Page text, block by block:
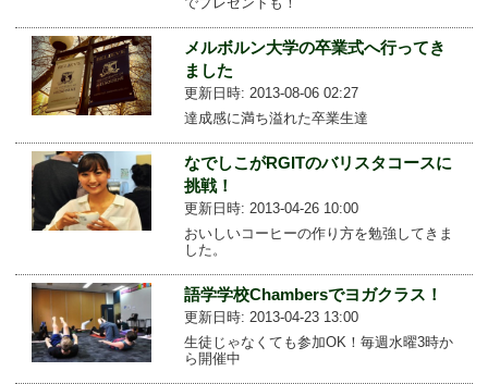
メルボルン大学の卒業式へ行ってき
ました
更新日時: 2013-08-06 02:27
達成感に満ち溢れた卒業生達
なでしこがRGITのバリスタコースに
挑戦！
更新日時: 2013-04-26 10:00
おいしいコーヒーの作り方を勉強してきま
した。
語学学校Chambersでヨガクラス！
更新日時: 2013-04-23 13:00
生徒じゃなくても参加OK！毎週水曜3時か
ら開催中